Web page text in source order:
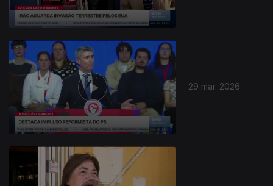
29 mar. 2026